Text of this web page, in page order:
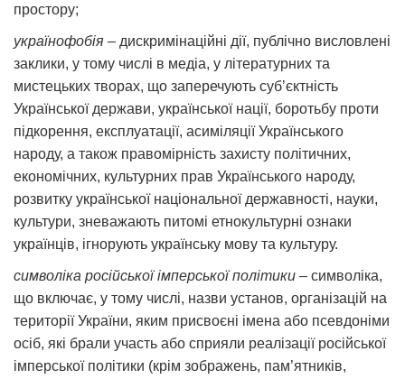
простору;
українофобія – дискримінаційні дії, публічно висловлені
заклики, у тому числі в медіа, у літературних та
мистецьких творах, що заперечують суб’єктність
Української держави, української нації, боротьбу проти
підкорення, експлуатації, асиміляції Українського
народу, а також правомірність захисту політичних,
економічних, культурних прав Українського народу,
розвитку української національної державності, науки,
культури, зневажають питомі етнокультурні ознаки
українців, ігнорують українську мову та культуру.
символіка російської імперської політики – символіка,
що включає, у тому числі, назви установ, організацій на
території України, яким присвоєні імена або псевдоніми
осіб, які брали участь або сприяли реалізації російської
імперської політики (крім зображень, пам’ятників,